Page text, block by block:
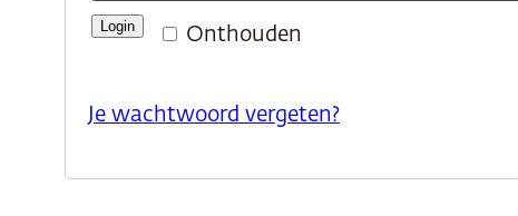
Onthouden
Login
Je wachtwoord vergeten?